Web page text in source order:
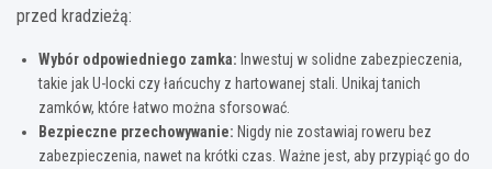
przed kradzieżą:
Wybór odpowiedniego zamka: Inwestuj w solidne zabezpieczenia,
takie jak U-locki czy łańcuchy z hartowanej stali. Unikaj tanich
zamków, które łatwo można sforsować.
Bezpieczne przechowywanie: Nigdy nie zostawiaj roweru bez
zabezpieczenia, nawet na krótki czas. Ważne jest, aby przypiąć go do